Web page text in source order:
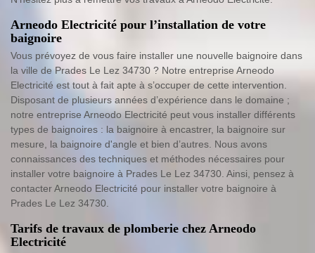
Arneodo Electricité pour l’installation de votre
baignoire
Vous prévoyez de vous faire installer une nouvelle baignoire dans
la ville de Prades Le Lez 34730 ? Notre entreprise Arneodo
Electricité est tout à fait apte à s’occuper de cette intervention.
Disposant de plusieurs années d’expérience dans le domaine ;
notre entreprise Arneodo Electricité peut vous installer différents
types de baignoires : la baignoire à encastrer, la baignoire sur
mesure, la baignoire d'angle et bien d’autres. Nous avons
connaissances des techniques et méthodes nécessaires pour
installer votre baignoire à Prades Le Lez 34730. Ainsi, pensez à
contacter Arneodo Electricité pour installer votre baignoire à
Prades Le Lez 34730.
Tarifs de travaux de plomberie chez Arneodo
Electricité